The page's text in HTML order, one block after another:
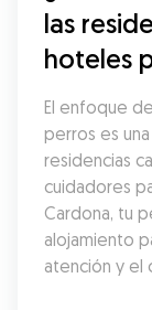
las
hoteles
El enfoque
perros es
residencias
cuidadores
Cardona, tu
alojamiento
atención y el